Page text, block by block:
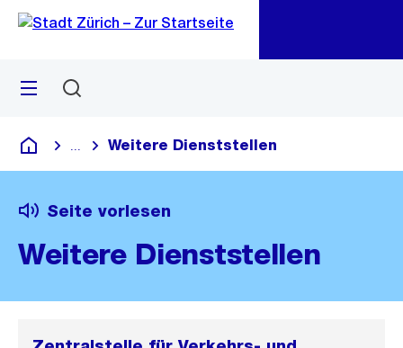
Navigation
Sprunglink
Menü
Deutsch
Blende alle Breadcrumbs ein
Weitere Dienststellen
Seite vorlesen
Weitere Dienststellen